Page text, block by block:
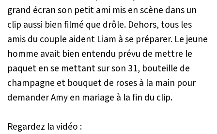
grand écran son petit ami mis en scène dans un
clip aussi bien filmé que drôle. Dehors, tous les
amis du couple aident Liam à se préparer. Le jeune
homme avait bien entendu prévu de mettre le
paquet en se mettant sur son 31, bouteille de
champagne et bouquet de roses à la main pour
demander Amy en mariage à la fin du clip.
Regardez la vidéo :